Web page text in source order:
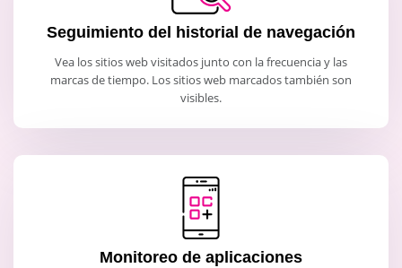
Seguimiento del historial de navegación
Vea los sitios web visitados junto con la frecuencia y las
marcas de tiempo. Los sitios web marcados también son
visibles.
Monitoreo de aplicaciones